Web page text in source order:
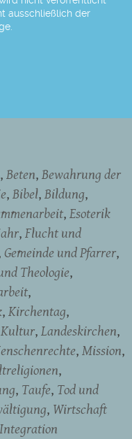
ausschließlich der
Beten Bewahrung der
Bibel Bildung
Esoterik
Flucht und
Gemeinde und Pfarrer
Theologie
Kirchentag
Kultur Landeskirchen
Mission
Taufe Tod und
Wirtschaft